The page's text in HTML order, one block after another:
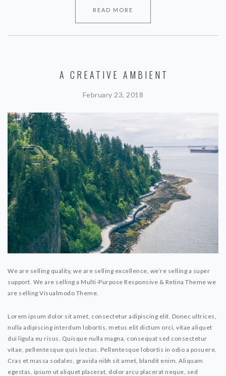
READ MORE
A CREATIVE AMBIENT
February 23, 2018
We are selling quality, we are selling excellence, we’re selling a super
support. We are selling a Multi-Purpose Responsive & Retina Theme we
are selling Visualmodo Theme.
Lorem ipsum dolor sit amet, consectetur adipiscing elit. Donec ultrices,
nulla adipiscing interdum lobortis, metus elit dictum orci, vitae aliquet
dui ligula eu risus. Quisque nulla magna, consequat sed consectetur
vitae, pellentesque quis lectus. Pellentesque lobortis in odio a posuere.
Cras et massa sodales, gravida nibh sit amet, blandit enim. Aliquam
egestas, ipsum ut aliquet placerat, dolor arcu placerat neque, sed